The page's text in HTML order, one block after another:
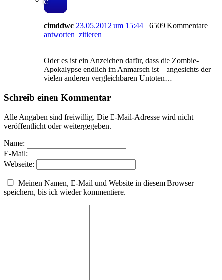
cimddwc 23.05.2012 um 15:44
6509 Kommentare
antworten zitieren
Oder es ist ein Anzeichen dafür, dass die Zombie-
Apokalypse endlich im Anmarsch ist – angesichts der
vielen anderen vergleichbaren Untoten…
Schreib einen Kommentar
Alle Angaben sind freiwillig. Die E-Mail-Adresse wird nicht
veröffentlicht oder weitergegeben.
Name:
E-Mail:
Webseite:
Meinen Namen, E-Mail und Website in diesem Browser
speichern, bis ich wieder kommentiere.